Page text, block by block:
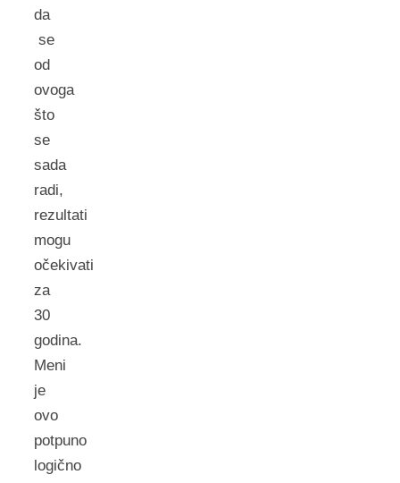
da
se
od
ovoga
što
se
sada
radi,
rezultati
mogu
očekivati
za
30
godina.
Meni
je
ovo
potpuno
logično